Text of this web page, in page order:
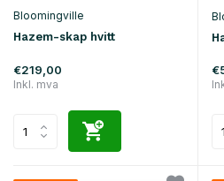
Bloomingville
Hazem-skap hvitt
€219,00
Inkl. mva